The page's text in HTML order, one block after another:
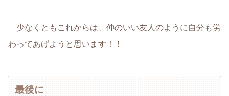
少なくともこれからは、仲のいい友人のように自分も労
わってあげようと思います！！
最後に